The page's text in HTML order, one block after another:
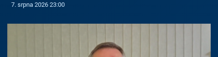
7. srpna 2026 23:00